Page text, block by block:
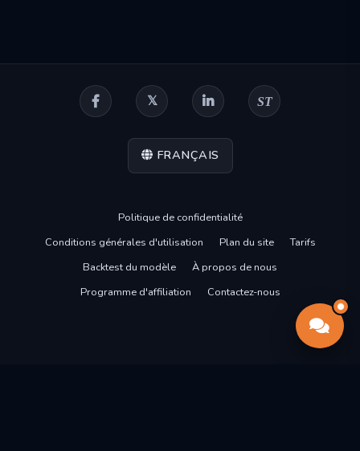
ST
FRANÇAIS
Politique de confidentialité
Conditions générales d'utilisation
Plan du site
Tarifs
Backtest du modèle
À propos de nous
Programme d'affiliation
Contactez-nous